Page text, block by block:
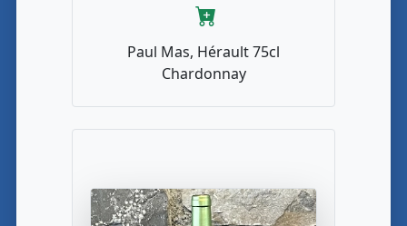
Paul Mas, Hérault 75cl
Chardonnay